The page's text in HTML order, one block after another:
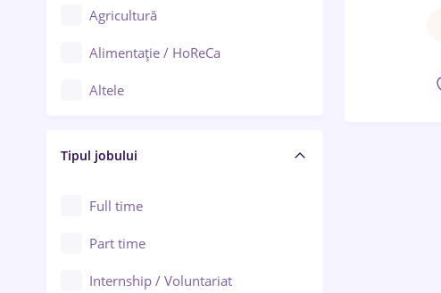
Ploiești
Arad
Baia Mare
Bârlad
Agricultură
Alimentație / HoReCa
Altele
Asigurări
Au pair / Babysitter / Curățenie
Audit / Consultanță
Auto / Echipamente
Tipul jobului
Full time
Part time
Internship / Voluntariat